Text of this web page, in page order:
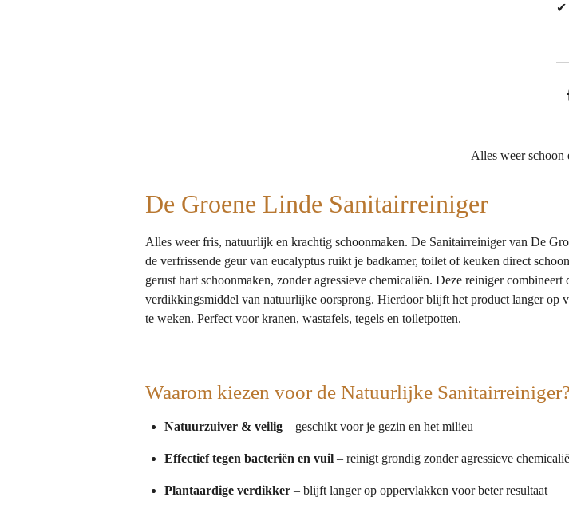
✔
Alles weer schoon
De Groene Linde Sanitairreiniger
Alles weer fris, natuurlijk en krachtig schoonmaken. De Sanitairreiniger van De
de verfrissende geur van eucalyptus ruikt je badkamer, toilet of keuken direct
gerust hart schoonmaken, zonder agressieve chemicaliën. Deze reiniger
verdikkingsmiddel van natuurlijke oorsprong. Hierdoor blijft het product langer
te weken. Perfect voor kranen, wastafels, tegels en toiletpotten.
Waarom kiezen voor de Natuurlijke Sanitairreiniger?
Natuurzuiver & veilig – geschikt voor je gezin en het milieu
Effectief tegen bacteriën en vuil – reinigt grondig zonder agressieve
Plantaardige verdikker – blijft langer op oppervlakken voor beter resultaat